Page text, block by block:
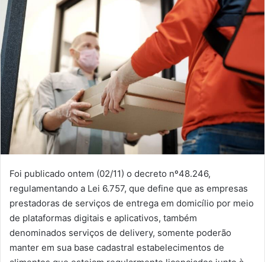
Foi publicado ontem (02/11) o decreto nº48.246,
regulamentando a Lei 6.757, que define que as empresas
prestadoras de serviços de entrega em domicílio por meio
de plataformas digitais e aplicativos, também
denominados serviços de delivery, somente poderão
manter em sua base cadastral estabelecimentos de